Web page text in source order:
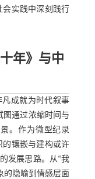
会实践中深刻践行
年》与中
凡成就为时代叙事
图通过浓缩时间与
。作为微型纪录
的镶嵌与建构或许
发展思路。从“我
的隐喻到情感层面